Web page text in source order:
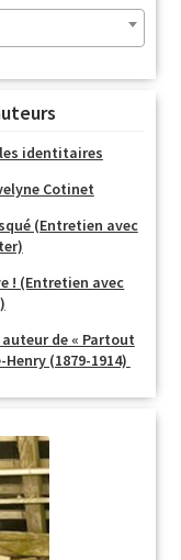
identitaires
Cotinet
(Entretien avec
! (Entretien avec
de « Partout
Henry (1879-1914)